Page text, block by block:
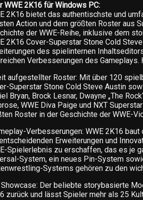
WWE 2K16 für Windows PC:
2K16 bietet das authentischste und
Action und dem größten Roster aus
der WWE-Reihe, inklusive dem
2K16 Cover-Superstar Stone Cold
des spielinternen
Verbesserungen des Gameplays.
aufgestellter Roster: Mit über 120
Superstar Stone Cold Steve Austin
Bryan, Brock Lesnar, Dwayne „The
WWE Diva Paige und NXT
Roster in der Geschichte der WWE-
Verbesserungen: WWE 2K16
Erweiterungen und
Spielerlebnis zu erschaffen, das es je
System, ein neues Pin-System
Systems gehören zu den
Showcase: Der beliebte storybasierte
zurück und lässt Spieler mehr als 25